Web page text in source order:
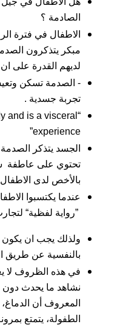
الصادمة ؟
الاطفال في فترة
مبكر يتذكرون
لديهم القدرة على ان
- الصدمة تسكن
تجربة جسدية .
and is a visceral
experience”
الجسد يتذكر
تحتوي على عاطفة
بالأخص لدى الاطفال تحت
عندما يكتسبوا
”رواية لفظية“
ولذلك يجب ان
بالنفسية عن طريق
في هذه الظروف لا
نشاهد ما يحدث
المعروف أن
الطفولة، يتمتع